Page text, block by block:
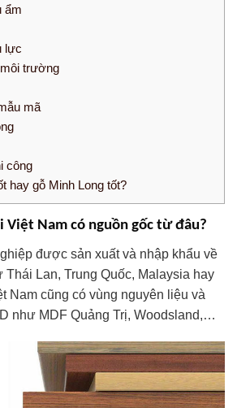
ẩm
lực
trường
mã
công
hay gỗ Minh Long tốt?
Việt Nam có nguồn gốc từ đâu?
được sản xuất và nhập khẩu về
Thái Lan, Trung Quốc, Malaysia hay
Nam cũng có vùng nguyên liệu và
như MDF Quảng Trị, Woodsland,…